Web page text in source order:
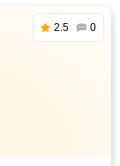
2.5 0